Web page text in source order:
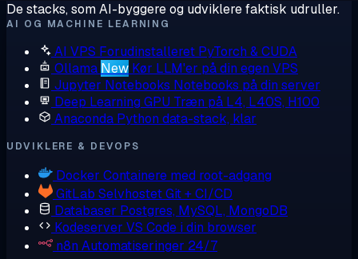
De stacks, som AI-byggere og udviklere faktisk udruller.
AI OG MACHINE LEARNING
AI VPS Forudinstalleret PyTorch & CUDA
Ollama New Kør LLM'er på din egen VPS
Jupyter Notebooks Notebooks på din server
Deep Learning GPU Træn på L4, L40S, H100
Anaconda Python data-stack, klar
UDVIKLERE & DEVOPS
Docker Containere med root-adgang
GitLab Selvhostet Git + CI/CD
Databaser Postgres, MySQL, MongoDB
Kodeserver VS Code i din browser
n8n Automatiseringer 24/7